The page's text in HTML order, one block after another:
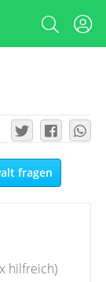
fragen
hilfreich)